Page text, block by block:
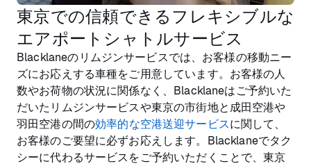
東京での信頼できるフレキシブルな
エアポートシャトルサービス
Blacklaneのリムジンサービスでは、お客様の移動ニー
ズにお応えする車種をご用意しています。お客様の人
数やお荷物の状況に関係なく、Blacklaneはご予約いた
だいたリムジンサービスや東京の市街地と成田空港や
羽田空港の間の効率的な空港送迎サービスに関して、
お客様のご要望に必ずお応えします。Blacklaneでタク
シーに代わるサービスをご予約いただくことで、東京